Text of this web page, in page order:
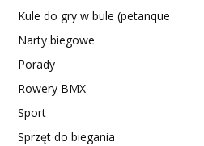
Kule do gry w bule (petanque
Narty biegowe
Porady
Rowery BMX
Sport
Sprzęt do biegania